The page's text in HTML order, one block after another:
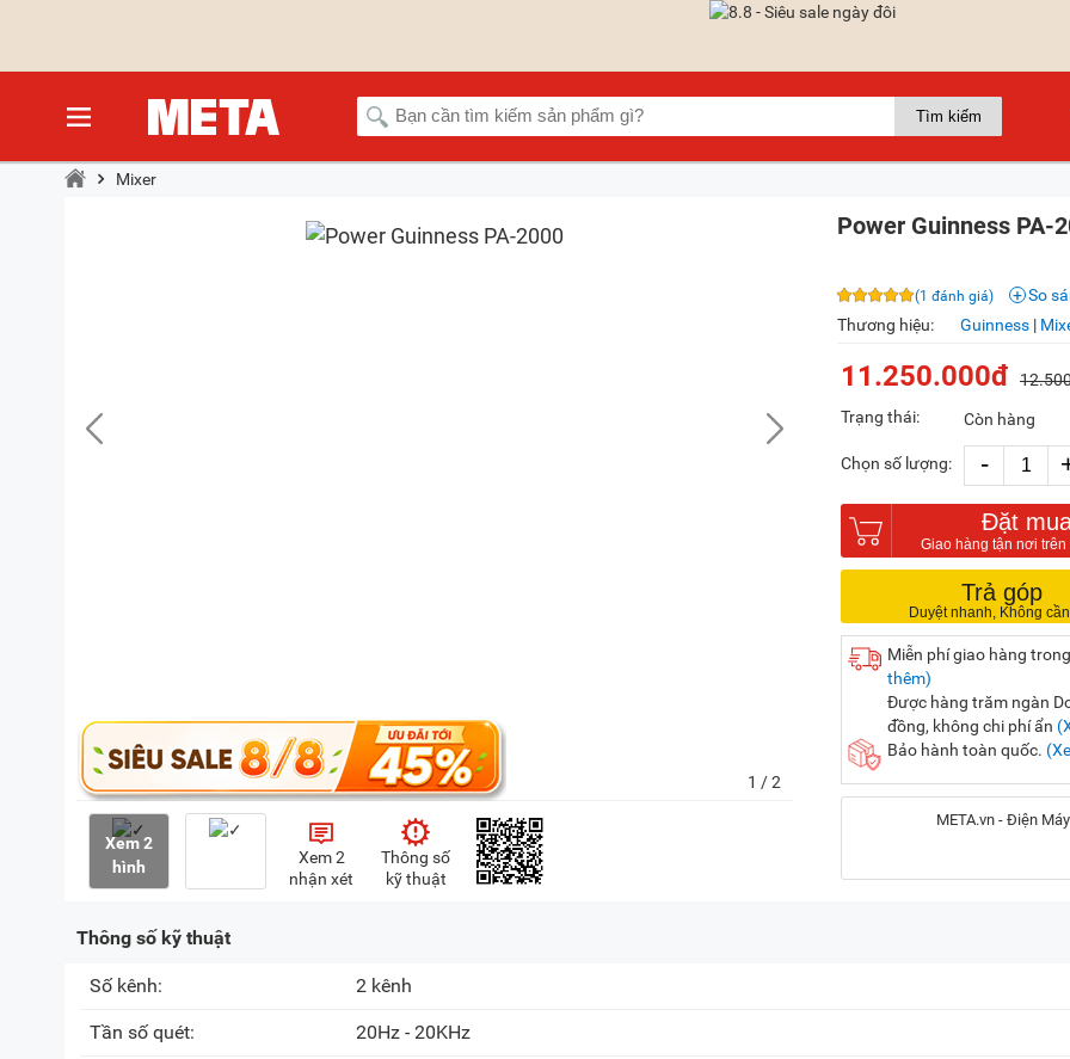
Mixer
1 / 2
Xem 2
hình
Xem 2
nhận xét
Thông số
kỹ thuật
Power Guinness PA-
(1 đánh giá)
So
Thương hiệu:
Guinness |
11.250.000đ
Trạng thái:
Còn hàng
Chọn số lượng: -
Đặt
Trả góp
Miễn phí giao hàng
thêm)
Được hàng trăm ngàn
đồng, không chi phí ẩn
Bảo hành toàn quốc.
META.vn - Điện
Địa chỉ:
716-718 Điện Biên
Thông số kỹ thuật
Số kênh: 2 kênh
Tần số quét: 20Hz - 20KHz